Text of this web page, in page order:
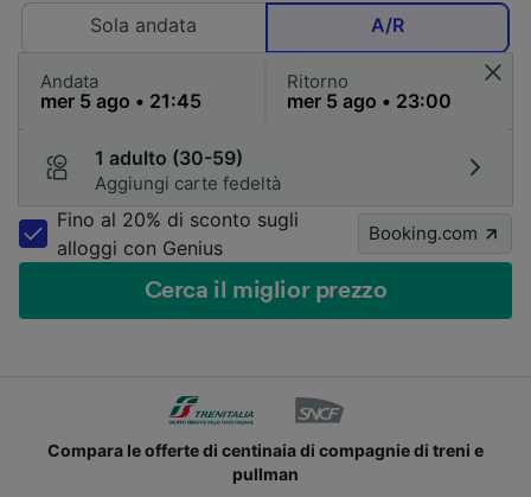
Sola andata
A/R
Andata Ritorno
1 adulto (30-59)
Aggiungi carte fedeltà
Fino al 20% di sconto sugli
alloggi con Genius
Booking.com
Cerca il miglior prezzo
Compara le offerte di centinaia di compagnie di treni e
pullman